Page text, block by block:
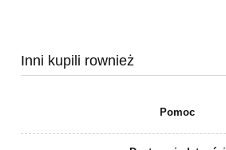
Inni kupili rownież
Pomoc